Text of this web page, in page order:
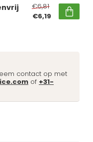
€6,81
€6,19
contact op met
of +31-